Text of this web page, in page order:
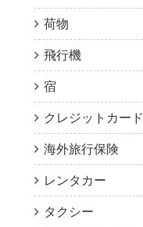
荷物
飛行機
宿
クレジットカード
海外旅行保険
レンタカー
タクシー